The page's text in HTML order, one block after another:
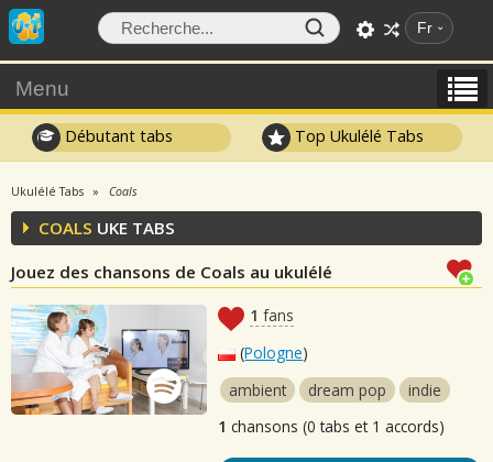
Fr
Menu
Débutant tabs Top Ukulélé Tabs
Ukulélé Tabs Coals
COALS UKE TABS
Jouez des chansons de Coals au ukulélé
1 fans
(Pologne)
ambient
dream pop
indie
1 chansons (0 tabs et 1 accords)